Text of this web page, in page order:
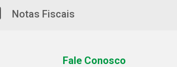
Notas Fiscais
Fale Conosco